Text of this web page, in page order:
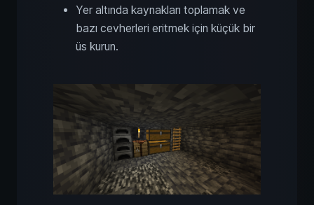
Yer altında kaynakları toplamak ve
bazı cevherleri eritmek için küçük bir
üs kurun.